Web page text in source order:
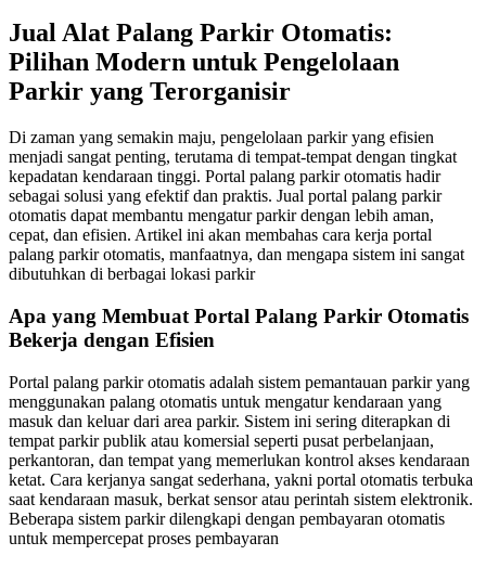
Jual Alat Palang Parkir Otomatis:
Pilihan Modern untuk Pengelolaan
Parkir yang Terorganisir
Di zaman yang semakin maju, pengelolaan parkir yang efisien
menjadi sangat penting, terutama di tempat-tempat dengan tingkat
kepadatan kendaraan tinggi. Portal palang parkir otomatis hadir
sebagai solusi yang efektif dan praktis. Jual portal palang parkir
otomatis dapat membantu mengatur parkir dengan lebih aman,
cepat, dan efisien. Artikel ini akan membahas cara kerja portal
palang parkir otomatis, manfaatnya, dan mengapa sistem ini sangat
dibutuhkan di berbagai lokasi parkir
Apa yang Membuat Portal Palang Parkir Otomatis
Bekerja dengan Efisien
Portal palang parkir otomatis adalah sistem pemantauan parkir yang
menggunakan palang otomatis untuk mengatur kendaraan yang
masuk dan keluar dari area parkir. Sistem ini sering diterapkan di
tempat parkir publik atau komersial seperti pusat perbelanjaan,
perkantoran, dan tempat yang memerlukan kontrol akses kendaraan
ketat. Cara kerjanya sangat sederhana, yakni portal otomatis terbuka
saat kendaraan masuk, berkat sensor atau perintah sistem elektronik.
Beberapa sistem parkir dilengkapi dengan pembayaran otomatis
untuk mempercepat proses pembayaran